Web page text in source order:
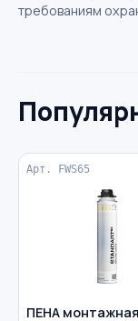
требованиям
Арт. FWS65
ПЕНА монтажная